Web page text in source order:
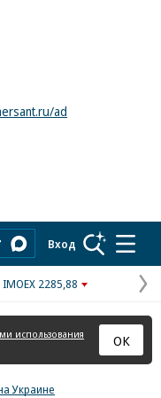
ad
Вход
IMOEX 2285,88
использования
ОК
Украине